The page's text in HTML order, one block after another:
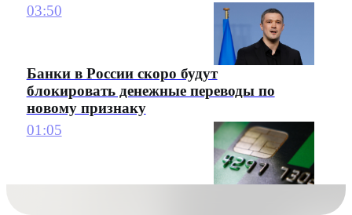
03:50
Банки в России скоро будут
блокировать денежные переводы по
новому признаку
01:05